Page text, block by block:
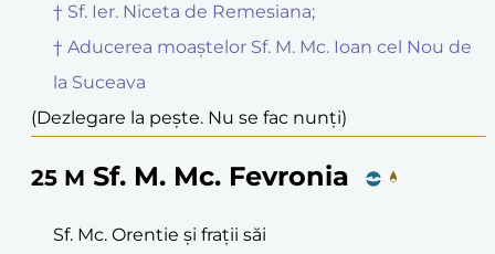
† Sf. Ier. Niceta de Remesiana;
† Aducerea moaștelor Sf. M. Mc. Ioan cel Nou de
la Suceava
(Dezlegare la pește. Nu se fac nunți)
25 M Sf. M. Mc. Fevronia
Sf. Mc. Orentie și frații săi